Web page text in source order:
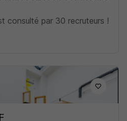
consulté par 30 recruteurs !